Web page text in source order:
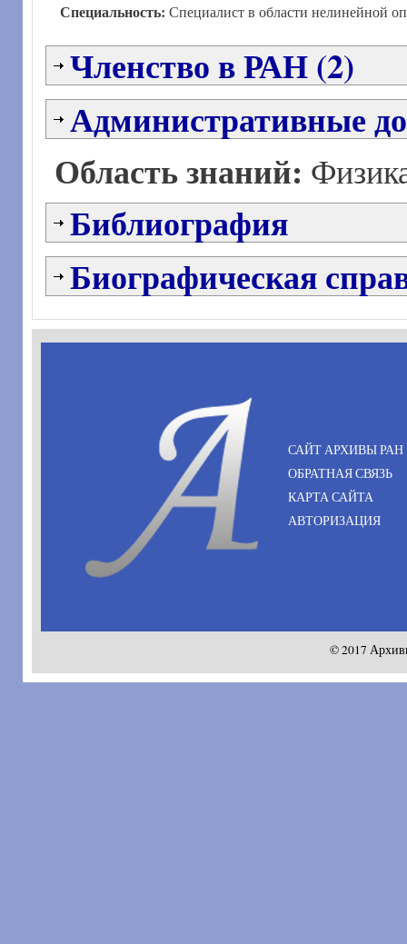
Специальность: Специалист в области нелинейной
Членство в РАН (2)
Административные
Область знаний:
Библиография
Биографическая
САЙТ АРХИВЫ РАН
ОБРАТНАЯ СВЯЗЬ
КАРТА САЙТА
АВТОРИЗАЦИЯ
© 2017